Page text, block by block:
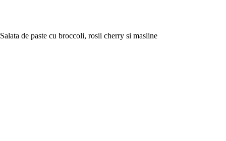
Salata de paste cu broccoli, rosii cherry si masline